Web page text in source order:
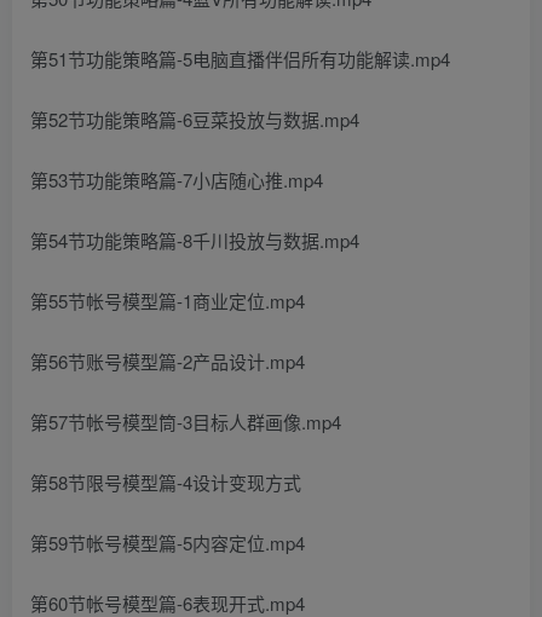
第51节功能策略篇-5电脑直播伴侣所有功能解读.mp4
第52节功能策略篇-6豆菜投放与数据.mp4
第53节功能策略篇-7小店随心推.mp4
第54节功能策略篇-8千川投放与数据.mp4
第55节帐号模型篇-1商业定位.mp4
第56节账号模型篇-2产品设计.mp4
第57节帐号模型筒-3目标人群画像.mp4
第58节限号模型篇-4设计变现方式
第59节帐号模型篇-5内容定位.mp4
第60节帐号模型篇-6表现开式.mp4